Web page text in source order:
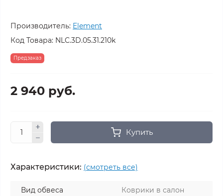
Производитель: Element
Код Товара: NLC.3D.05.31.210k
Предзаказ
2 940 руб.
Купить
Характеристики: (смотреть все)
Вид обвеса
Коврики в салон